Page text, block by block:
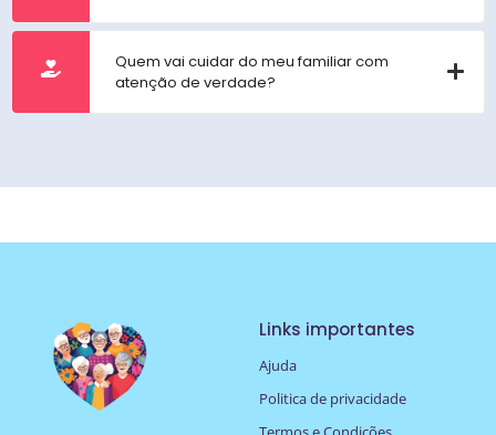
Quem vai cuidar do meu familiar com
atenção de verdade?
Links importantes
Ajuda
Politica de privacidade